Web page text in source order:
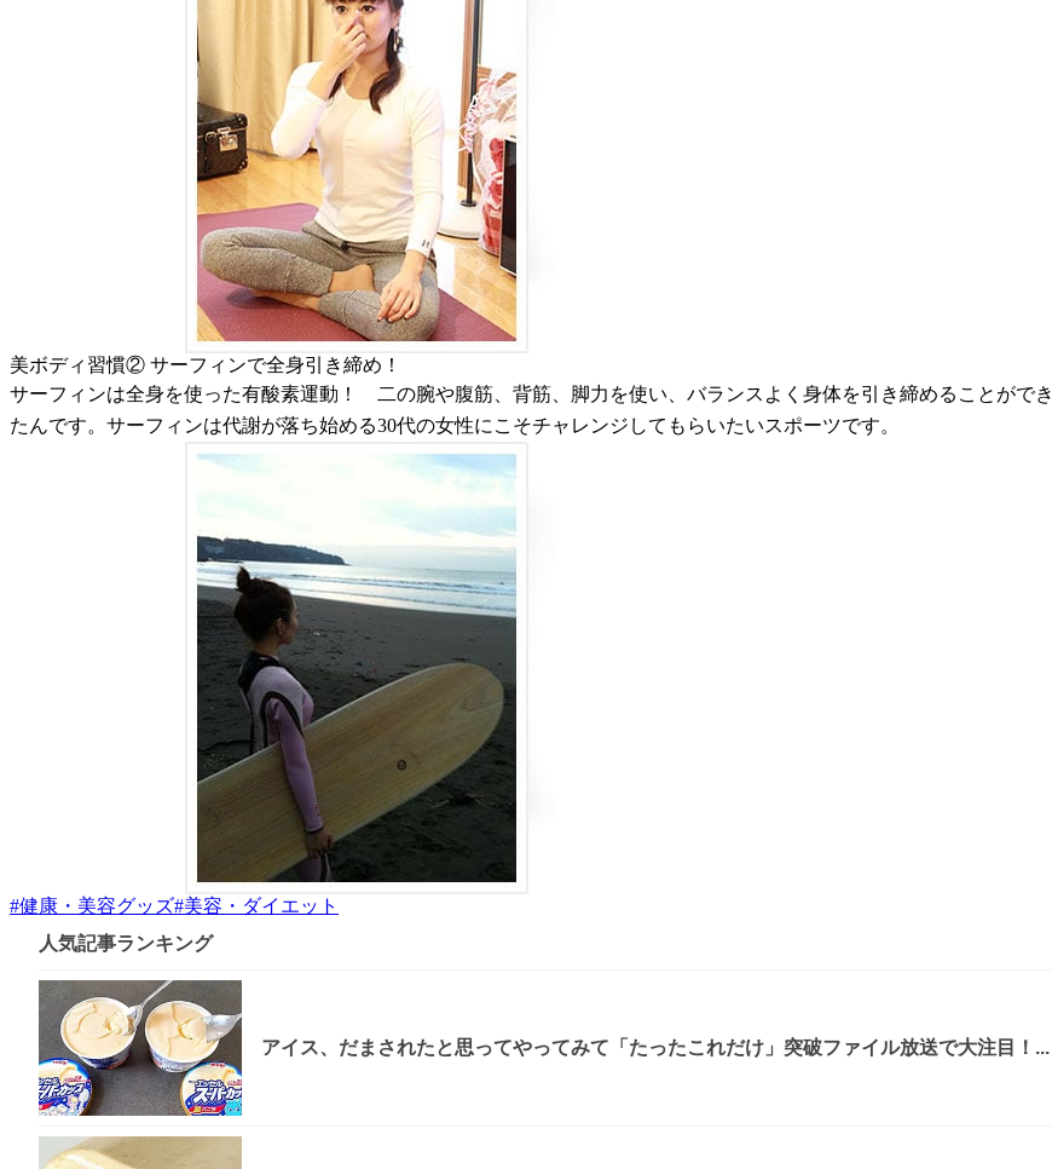
美ボディ習慣② サーフィンで全身引き締め！
サーフィンは全身を使った有酸素運動！ 二の腕や腹筋、背筋、脚力を使い、バランスよく身体を引き締めることがで
たんです。サーフィンは代謝が落ち始める30代の女性にこそチャレンジしてもらいたいスポーツです。
#健康・美容グッズ#美容・ダイエット
人気記事ランキング
アイス、だまされたと思ってやってみて「たったこれだけ」突破ファイル放送で大注目！...